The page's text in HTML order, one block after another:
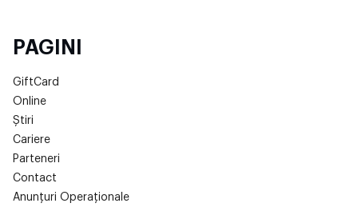
PAGINI
GiftCard
Online
Știri
Cariere
Parteneri
Contact
Anunțuri Operaționale